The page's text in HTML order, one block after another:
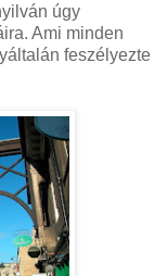
úgy
Ami minden
feszélyezte